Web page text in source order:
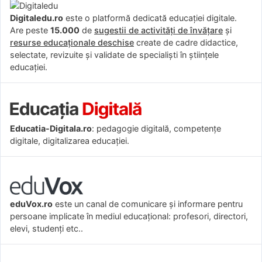
Digitaledu.ro este o platformă dedicată educației digitale.
Are peste 15.000 de sugestii de activități de învățare și
resurse educaționale deschise create de cadre didactice,
selectate, revizuite și validate de specialiști în științele
educației.
Educatia-Digitala.ro: pedagogie digitală, competențe
digitale, digitalizarea educației.
eduVox.ro este un canal de comunicare și informare pentru
persoane implicate în mediul educațional: profesori, directori,
elevi, studenți etc..